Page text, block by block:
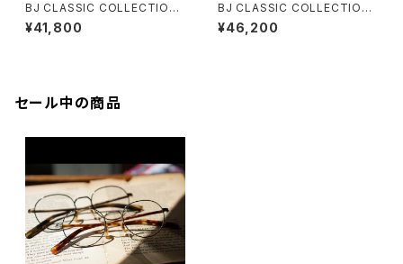
BJ CLASSIC COLLECTION
PREM-114BNT ボストン BJク
ラシック
¥41,800
BJ CLASSIC COLLECTION
PREM-143DT BJクラシック
彫金 丸メガネ
¥46,200
セール中の商品